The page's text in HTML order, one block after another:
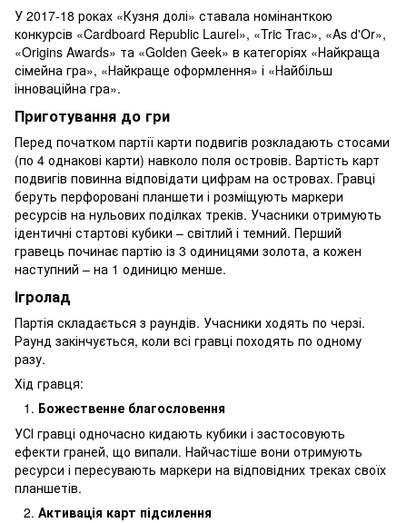
У 2017-18 роках «Кузня долі» ставала номінанткою
конкурсів «Cardboard Republic Laurel», «Tric Trac», «As d'Or»,
«Origins Awards» та «Golden Geek» в категоріях «Найкраща
сімейна гра», «Найкраще оформлення» і «Найбільш
інноваційна гра».
Приготування до гри
Перед початком партії карти подвигів розкладають стосами
(по 4 однакові карти) навколо поля островів. Вартість карт
подвигів повинна відповідати цифрам на островах. Гравці
беруть перфоровані планшети і розміщують маркери
ресурсів на нульових поділках треків. Учасники отримують
ідентичні стартові кубики – світлий і темний. Перший
гравець починає партію із 3 одиницями золота, а кожен
наступний – на 1 одиницю менше.
Ігролад
Партія складається з раундів. Учасники ходять по черзі.
Раунд закінчується, коли всі гравці походять по одному
разу.
Хід гравця:
Божественне благословення
УСІ гравці одночасно кидають кубики і застосовують
ефекти граней, що випали. Найчастіше вони отримують
ресурси і пересувають маркери на відповідних треках своїх
планшетів.
Активація карт підсилення